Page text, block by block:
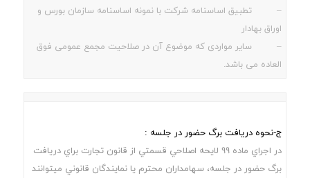
– تطبیق اساسنامه شرکت با نمونه اساسنامه سازمان بورس و
اوراق بهادار
– سایر مواردی که موضوع آن در صلاحیت مجمع عمومی فوق
العاده می باشد.
ج-نحوه دریافت برگ حضور در جلسه :
در اجراي ماده 99 لايحه اصلاحي قسمتي از قانون تجارت براي دريافت
برگ حضور در جلسه، سهامداران محترم يا نمايندگان قانوني ميتوانند